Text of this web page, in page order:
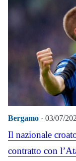
Bergamo · 03/07/
Il nazionale
contratto con